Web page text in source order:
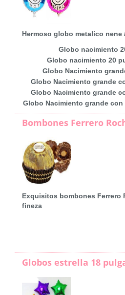
Hermoso globo metalico nene
Globo nacimiento
Globo nacimiento 20
Globo Nacimiento
Globo Nacimiento grande
Globo Nacimiento grande
Globo Nacimiento grande con
Bombones Ferrero
Exquisitos bombones Ferrero
fineza
Globos estrella 18